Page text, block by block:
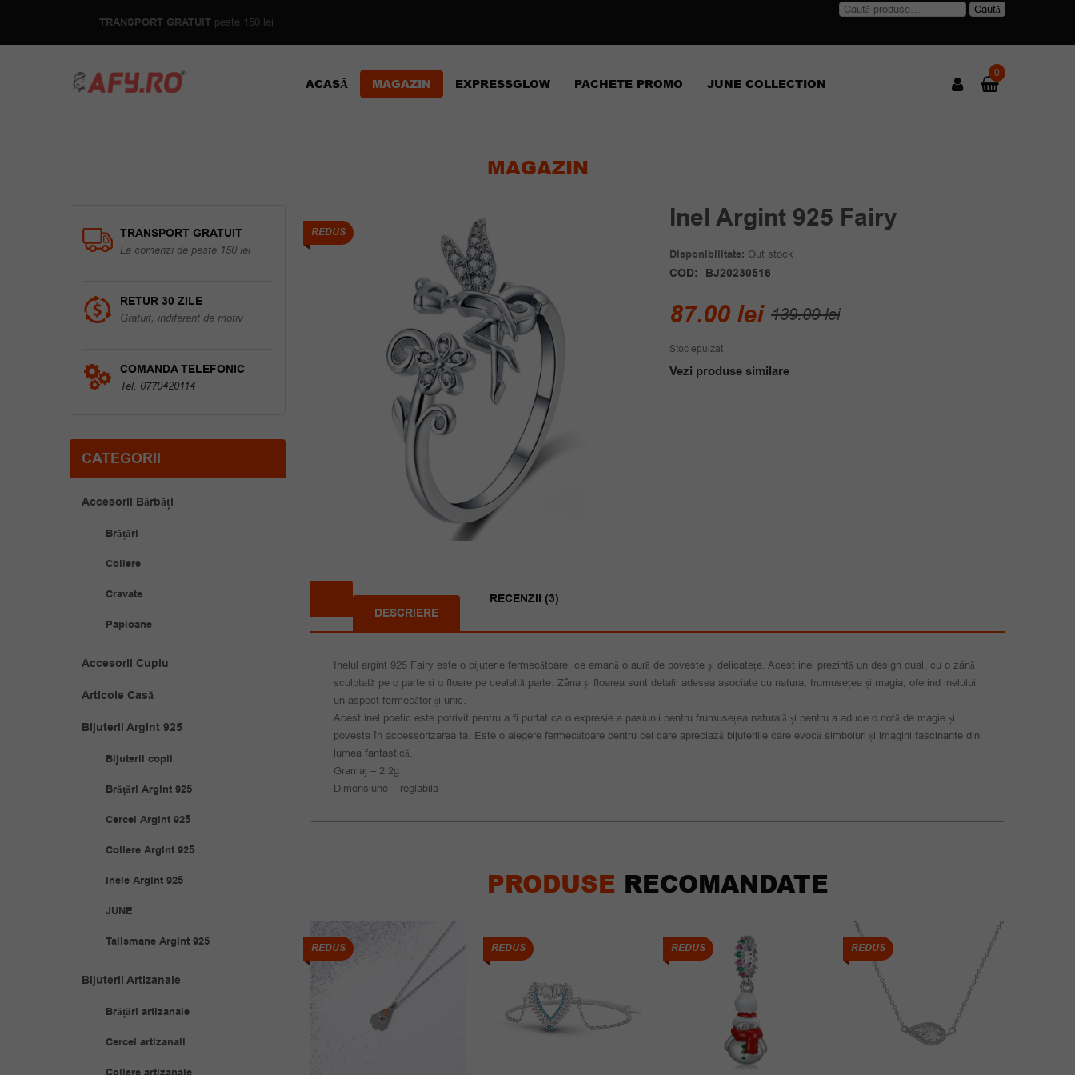
TRANSPORT GRATUIT peste 150 lei
Caută
Caută
ACASĂ MAGAZIN EXPRESSGLOW PACHETE PROMO JUNE COLLECTION
0
MAGAZIN
REDUS Inel Argint 925 Fairy
Disponibilitate: Out stock
COD: BJ20230516
139.00leiPrețul
87.00 lei
Prețul
Stoc epuizat
Vezi produse similare
DESCRIERE
RECENZII (3)
Inelul argint 925 Fairy este o bijuterie fermecătoare, ce emană o aură de poveste și delicatețe. Acest inel prezintă un design dual, cu o zână
sculptată pe o parte și o floare pe cealaltă parte. Zâna și floarea sunt detalii adesea asociate cu natura, frumusețea și magia, oferind inelului
un aspect fermecător și unic.
Acest inel poetic este potrivit pentru a fi purtat ca o expresie a pasiunii pentru frumusețea naturală și pentru a aduce o notă de magie și
poveste în accessorizarea ta. Este o alegere fermecătoare pentru cei care apreciază bijuteriile care evocă simboluri și imagini fascinante din
lumea fantastică.
Gramaj – 2.2g
Dimensiune – reglabila
PRODUSE RECOMANDATE
REDUS REDUS REDUS REDUS REDUS
TRANSPORT GRATUIT
La comenzi de peste 150 lei
RETUR 30 ZILE
Gratuit, indiferent de motiv
COMANDA TELEFONIC
Tel. 0770420114
CATEGORII
Accesorii Bărbăți
Brățări
Coliere
Cravate
Papioane
Accesorii Cuplu
Articole Casă
Bijuterii Argint 925
Bijuterii copii
Brățări Argint 925
Cercei Argint 925
Coliere Argint 925
Inele Argint 925
JUNE
Talismane Argint 925
Bijuterii Artizanale
Brățări artizanale
Cercei artizanali